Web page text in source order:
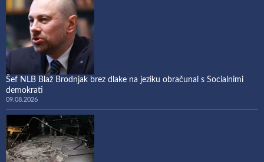
Šef NLB Blaž Brodnjak brez dlake na jeziku obračunal s Socialnimi
demokrati
09.08.2026